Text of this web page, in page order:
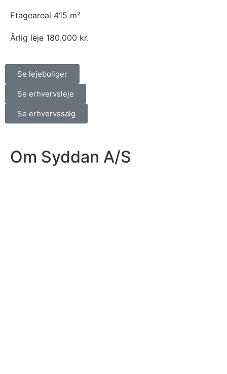
Etageareal 415 m²
Årlig leje 180.000 kr.
Se lejeboliger
Se erhvervsleje
Se erhvervssalg
Om Syddan A/S